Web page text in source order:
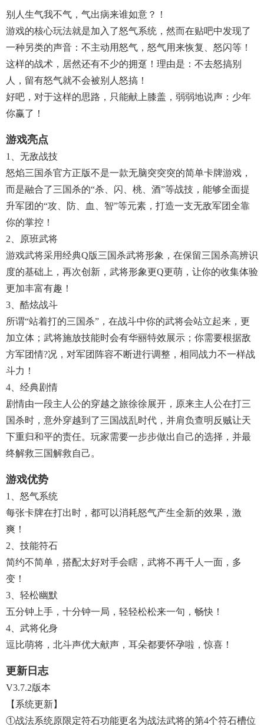
别人生气我不气，气出病来谁如意？！
游戏的核心玩法就是加入了怒气系统，然而在贴吧中发现了
一种另类的声音：不主动用怒气，怒气用来恢复、怒闪等！
这样的战术，居然还有不少的拥趸！理由是：不去怒搞别
人，留有怒气就不会被别人怒搞！
好吧，对于这样的思路，只能献上膝盖，弱弱地说声：少年
你赢了！
游戏亮点
1、无敌战技
怒焰三国杀官方正版不是一款无脑突突突的简单卡牌游戏，
而是融合了三国杀的“杀、闪、桃、酒”等战技，能够全面提
升军团的“攻、防、血、智”等元素，打造一支无敌军团全靠
你的掌控！
2、原班武将
游戏武将采用经典Q版三国杀武将形象，在保留三国杀高辨识
度的基础上，再次创新，武将形象更Q更萌，让你的收集体验
更加丰富有趣！
3、酷炫战斗
所谓“站着打的三国杀”，在战斗中你的武将会站立起来，更
加立体；武将施放技能时会有华丽特效展示；你需要根据敌
方军团情?况，对军团阵容不断进行调整，相同战力不一样战
斗力！
4、经典剧情
剧情由一段主人公的穿越之旅徐徐展开，原来主人公在打三
国杀时，意外穿越到了三国战乱时代，并肩负查明反贼让天
下重归和平的责任。玩家需要一步步做出自己的选择，并最
终解救三国解救自己。
游戏优势
1、怒气系统
每张卡牌在打出时，都可以消耗怒气产生全新的效果，激
爽！
2、技能符石
简约不简单，搭配太好对手会瞎，武将不再千人一面，多
变！
3、轻松幽默
五分钟上手，十分钟一局，轻轻松松来一句，畅快！
4、武将化身
逗比萌将，北斗声优大献声，耳朵都要怀孕啦，惊喜！
更新日志
V3.7.2版本
【系统更新】
①战法系统原限定符石功能更名为战法武将的第4个符石槽位